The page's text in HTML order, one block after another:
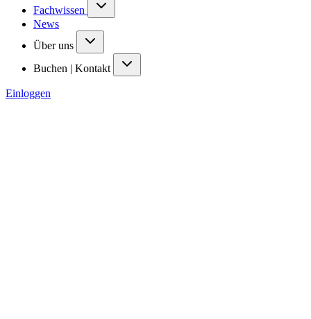
Fachwissen
News
Über uns
Buchen | Kontakt
Einloggen